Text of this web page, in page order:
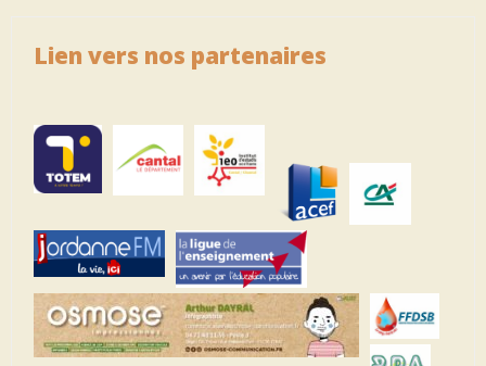
Lien vers nos partenaires